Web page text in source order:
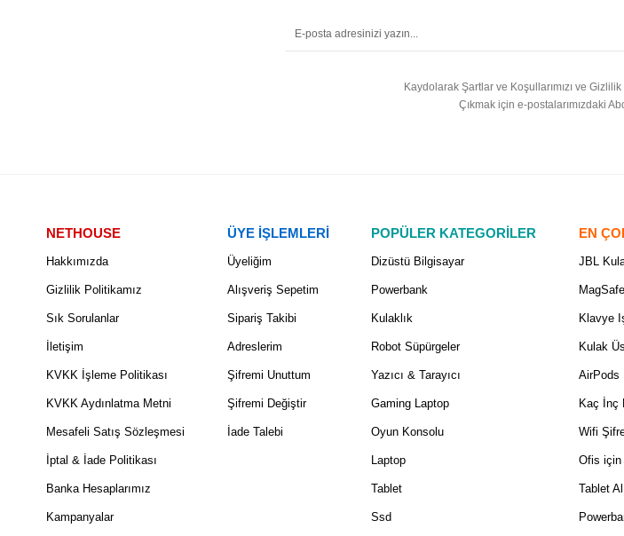
Kaydolarak Şartlar ve Koşullarımızı ve
Çıkmak için e-postalarımızdaki
NETHOUSE
Hakkımızda
Gizlilik Politikamız
Sık Sorulanlar
İletişim
KVKK İşleme Politikası
KVKK Aydınlatma Metni
Mesafeli Satış Sözleşmesi
İptal & İade Politikası
Banka Hesaplarımız
Kampanyalar
ÜYE İŞLEMLERİ
Üyeliğim
Alışveriş Sepetim
Sipariş Takibi
Adreslerim
Şifremi Unuttum
Şifremi Değiştir
İade Talebi
POPÜLER KATEGORİLER
Dizüstü Bilgisayar
Powerbank
Kulaklık
Robot Süpürgeler
Yazıcı & Tarayıcı
Gaming Laptop
Oyun Konsolu
Laptop
Tablet
Ssd
EN
JBL
Klavye
Kulak
AirPods
Kaç İnç
Wifi
Ofis için
Tablet